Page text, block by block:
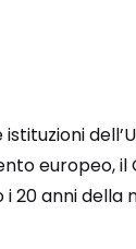
europeo, il
20 anni della